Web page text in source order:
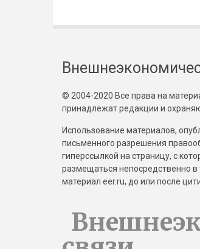
© 2004-2020 Все права на
принадлежат редакции и
Использование материалов,
письменного разрешения
гиперссылкой на страницу, с
размещаться непосредственно
материал eer.ru, до или после